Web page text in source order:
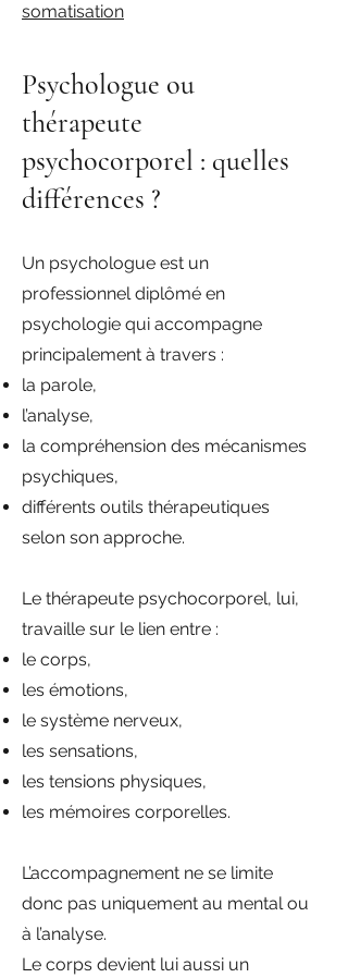
somatisation
Psychologue ou
thérapeute
psychocorporel : quelles
différences ?
Un psychologue est un
professionnel diplômé en
psychologie qui accompagne
principalement à travers :
la parole,
l’analyse,
la compréhension des mécanismes
psychiques,
différents outils thérapeutiques
selon son approche.
Le thérapeute psychocorporel, lui,
travaille sur le lien entre :
le corps,
les émotions,
le système nerveux,
les sensations,
les tensions physiques,
les mémoires corporelles.
L’accompagnement ne se limite
donc pas uniquement au mental ou
à l’analyse.
Le corps devient lui aussi un